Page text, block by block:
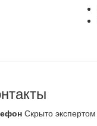
Скрыто экспертом